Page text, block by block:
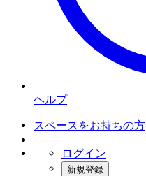
ヘルプ
スペースをお持ちの方
ログイン
新規登録